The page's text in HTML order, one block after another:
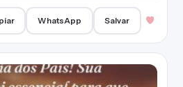
WhatsApp Salvar